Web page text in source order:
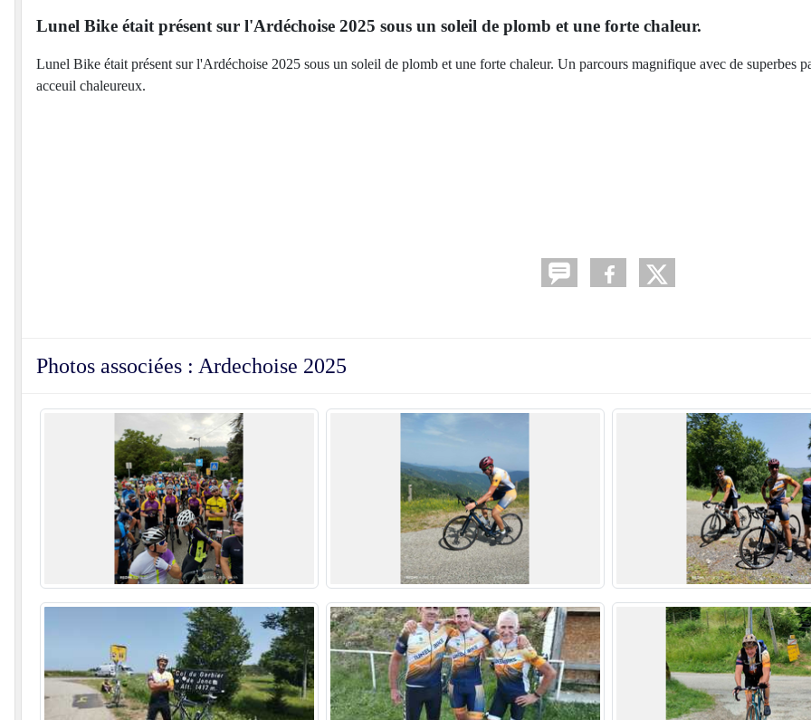
Lunel Bike était présent sur l'Ardéchoise 2025 sous un soleil de plomb et une forte chaleur.
Lunel Bike était présent sur l'Ardéchoise 2025 sous un soleil de plomb et une forte chaleur. Un parcours magnifique avec de superbes
acceuil chaleureux.
Photos associées : Ardechoise 2025